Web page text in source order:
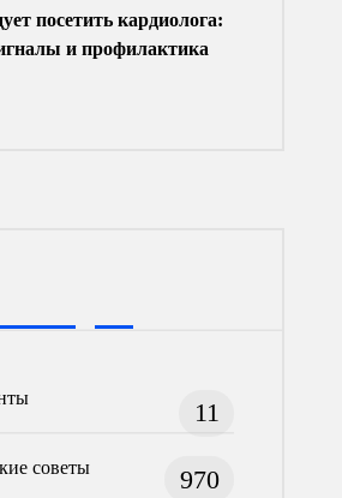
посетить кардиолога:
и профилактика
11
советы 970